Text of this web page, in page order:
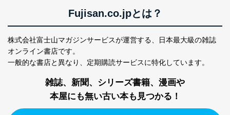
Fujisan.co.jpとは？
株式会社富士山マガジンサービスが運営する、
日本最大級の雑誌
オンライン書店です。
一般的な書店と異なり、 定期購読サービスに特化しています。
雑誌、新聞、シリーズ書籍、漫画や
本屋にも無い古い本も見つかる！